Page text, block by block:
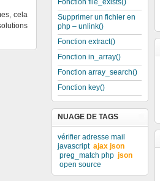
cela
Fonction file_exists()
Supprimer un fichier en
php – unlink()
Fonction extract()
Fonction in_array()
Fonction array_search()
Fonction key()
NUAGE DE TAGS
vérifier adresse mail
javascript ajax json
preg_match php json
open source